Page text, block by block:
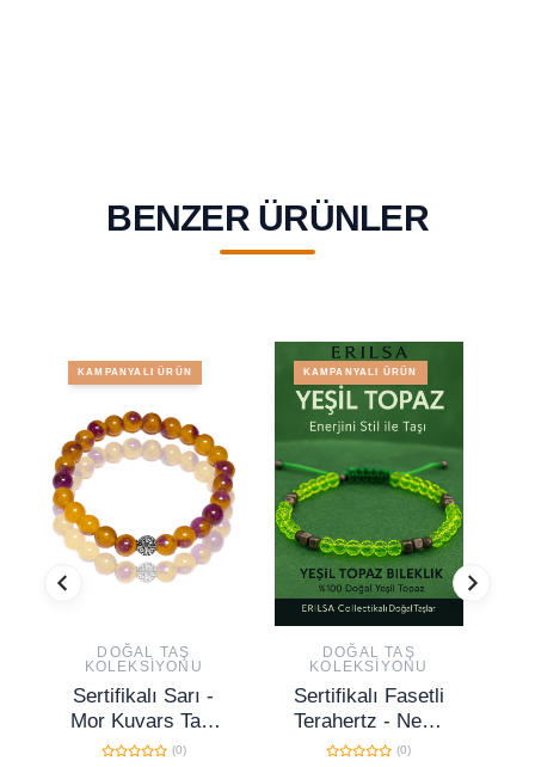
BENZER ÜRÜNLER
KAMPANYALI ÜRÜN
DOĞAL TAŞ
KOLEKSIYONU
Sertifikalı Sarı -
Mor Kuvars Taşı
Bileklik - Gümüş
(0)
KAMPANYALI ÜRÜN
DOĞAL TAŞ
KOLEKSIYONU
Sertifikalı Fasetli
Terahertz - Neon
Yeşil Kuvars
(0)